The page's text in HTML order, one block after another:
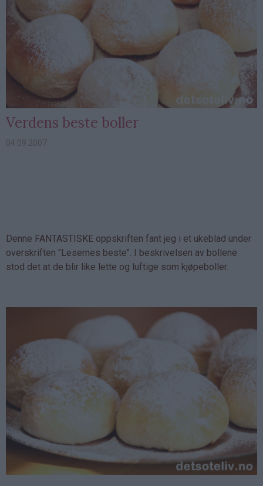
Verdens beste boller
04.09.2007
Denne FANTASTISKE oppskriften fant jeg i et ukeblad under
overskriften "Lesernes beste". I beskrivelsen av bollene
stod det at de blir like lette og luftige som kjøpeboller.